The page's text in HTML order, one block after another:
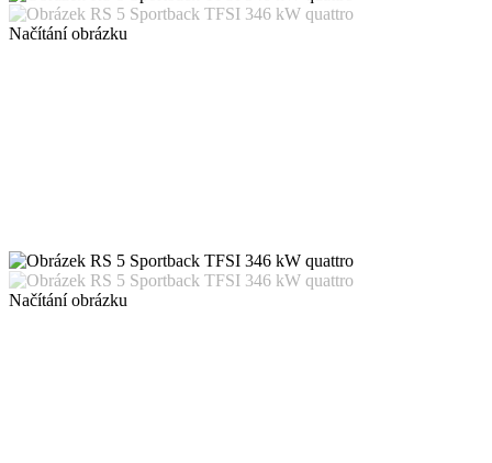
Načítání obrázku
Načítání obrázku